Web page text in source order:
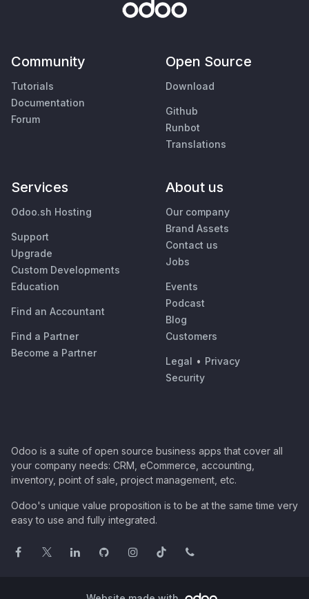
Community
Tutorials
Documentation
Forum
Open Source
Download
Github
Runbot
Translations
Services
Odoo.sh Hosting
Support
Upgrade
Custom Developments
Education
Find an Accountant
Find a Partner
Become a Partner
About us
Our company
Brand Assets
Contact us
Jobs
Events
Podcast
Blog
Customers
Legal • Privacy
Security
Odoo is a suite of open source business apps that cover all
your company needs: CRM, eCommerce, accounting,
inventory, point of sale, project management, etc.
Odoo's unique value proposition is to be at the same time very
easy to use and fully integrated.